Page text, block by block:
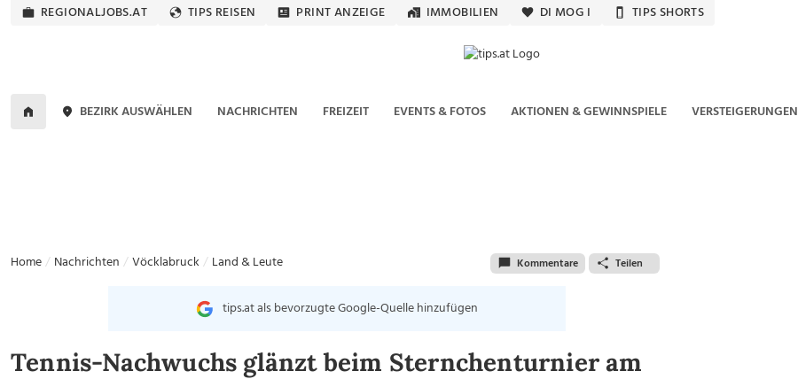
REGIONALJOBS.AT TIPS REISEN PRINT ANZEIGE IMMOBILIEN DI MOG I TIPS SHORTS
BEZIRK AUSWÄHLEN NACHRICHTEN FREIZEIT EVENTS & FOTOS AKTIONEN & GEWINNSPIELE VERSTEIGERUNGEN
Home Nachrichten Vöcklabruck Land & Leute Kommentare Teilen
tips.at als bevorzugte Google-Quelle hinzufügen
Tennis-Nachwuchs glänzt beim Sternchenturnier am